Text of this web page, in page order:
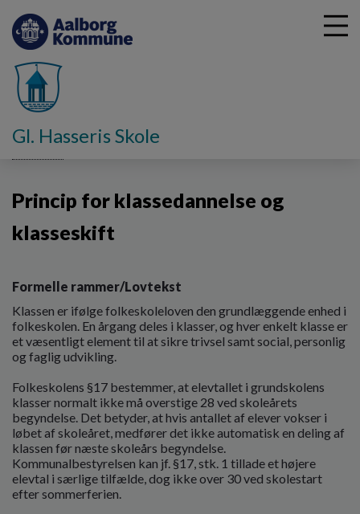
Gl. Hasseris Skole
Princip for klassedannelse og
klasseskift
Formelle rammer/Lovtekst
Klassen er ifølge folkeskoleloven den grundlæggende enhed i
folkeskolen. En årgang deles i klasser, og hver enkelt klasse er
et væsentligt element til at sikre trivsel samt social, personlig
og faglig udvikling.
Folkeskolens §17 bestemmer, at elevtallet i grundskolens
klasser normalt ikke må overstige 28 ved skoleårets
begyndelse. Det betyder, at hvis antallet af elever vokser i
løbet af skoleåret, medfører det ikke automatisk en deling af
klassen før næste skoleårs begyndelse.
Kommunalbestyrelsen kan jf. §17, stk. 1 tillade et højere
elevtal i særlige tilfælde, dog ikke over 30 ved skolestart
efter sommerferien.